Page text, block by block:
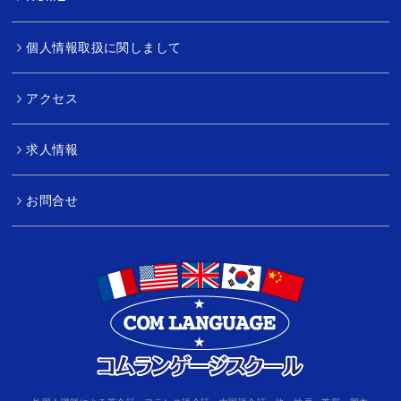
個人情報取扱に関しまして
アクセス
求人情報
お問合せ